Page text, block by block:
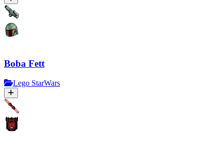
Boba Fett
Lego StarWars